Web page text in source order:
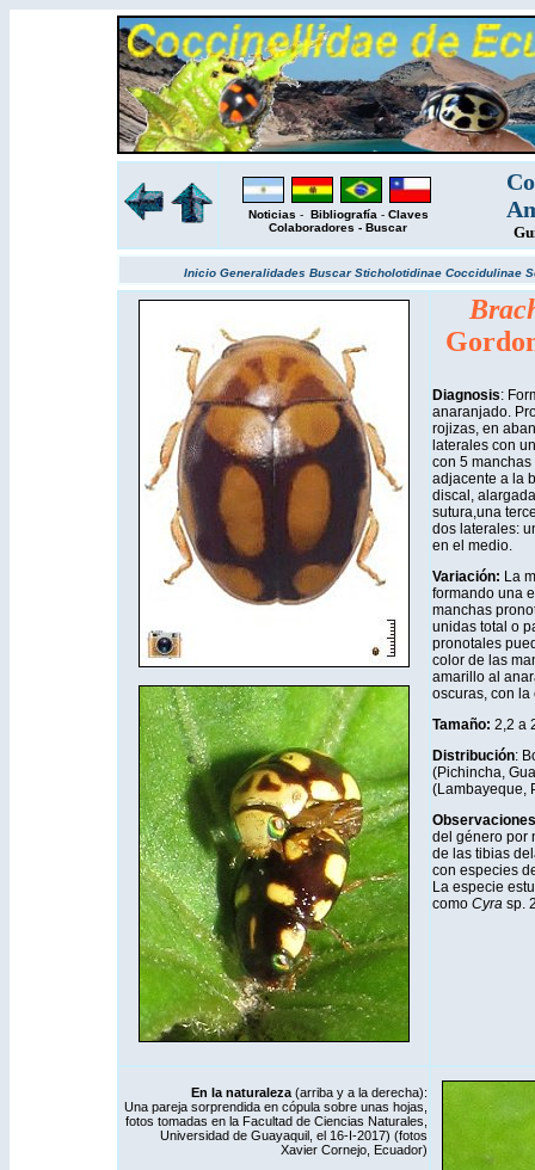
Noticias - Bibliografía - Claves
Colaboradores - Buscar
Inicio Generalidades BuscarSticholotidinae Coccidulinae
Diagnosis:
anaranjado.
rojizas, en
laterales con
con 5
adjacente a la
discal,
sutura,una
dos laterales:
en el medio.
Variación: La
formando una
manchas
unidas total o
pronotales
color de las
amarillo al
oscuras, con
Tamaño: 2,2 a
Distribución:
(Pichincha,
(Lambayeque,
del género por
de las tibias
con especies
La especie
como Cyra sp.
En la naturaleza (arriba y a la derecha):
Una pareja sorprendida en cópula sobre unas hojas,
fotos tomadas en la Facultad de Ciencias Naturales,
Universidad de Guayaquil , el 16-I-2017) (fotos
Xavier Cornejo, Ecuador)